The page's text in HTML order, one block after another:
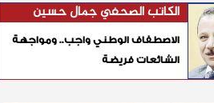
الكاتب الصحفي جمال حسين
الاصطفاف الوطني واجب.. ومواجهة
الشائعات فريضة